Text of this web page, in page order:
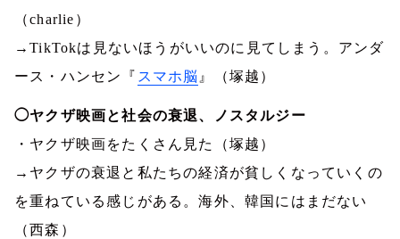
（charlie ）
→TikTokは見ないほうがいいのに見てしまう。アンダ
ース・ハンセン『 スマホ脳 』（塚越）
◯ヤクザ映画と社会の衰退、ノスタルジー
・ヤクザ映画をたくさん見た（塚越）
→ヤクザの衰退と私たちの経済が貧しくなっていくの
を重ねている感じがある。海外、韓国にはまだない
（西森）